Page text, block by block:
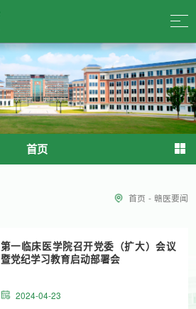
首页
首页 - 赣医要闻
第一临床医学院召开党委（扩大）会议
暨党纪学习教育启动部署会
2024-04-23